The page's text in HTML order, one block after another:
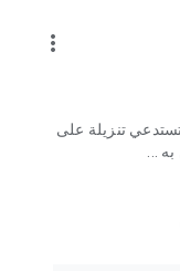
more_vert
تنزيلة على
...